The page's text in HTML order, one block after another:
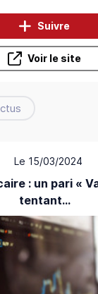
Suivre
Voir le site
Le 15/03/2024
: un pari «
tentant…